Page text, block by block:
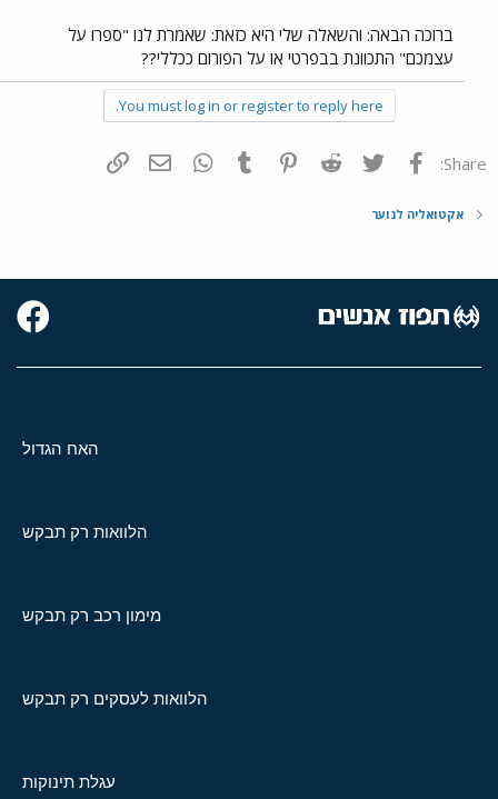
ברוכה הבאה: והשאלה שלי היא כזאת: שאמרת לנו "ספרו על
עצמכם" התכוונת בבפרטי או על הפורום ככללי??
You must log in or register to reply here.
Share: פייסבוק Twitter
Reddit
Pinterest
Tumblr
WhatsAppדואר אלקטרוני
אקטואליה לנוער
האח הגדול
הלוואות רק תבקש
מימון רכב רק תבקש
הלוואות לעסקים רק תבקש
עגלת תינוקות